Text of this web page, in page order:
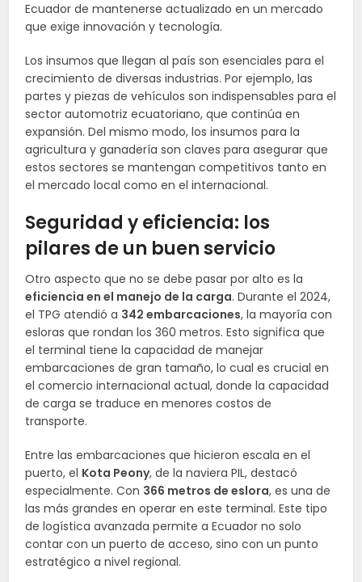
Ecuador de mantenerse actualizado en un mercado
que exige innovación y tecnología.
Los insumos que llegan al país son esenciales para el
crecimiento de diversas industrias. Por ejemplo, las
partes y piezas de vehículos son indispensables para el
sector automotriz ecuatoriano, que continúa en
expansión. Del mismo modo, los insumos para la
agricultura y ganadería son claves para asegurar que
estos sectores se mantengan competitivos tanto en
el mercado local como en el internacional.
Seguridad y eficiencia: los
pilares de un buen servicio
Otro aspecto que no se debe pasar por alto es la
eficiencia en el manejo de la carga. Durante el 2024,
el TPG atendió a 342 embarcaciones, la mayoría con
esloras que rondan los 360 metros. Esto significa que
el terminal tiene la capacidad de manejar
embarcaciones de gran tamaño, lo cual es crucial en
el comercio internacional actual, donde la capacidad
de carga se traduce en menores costos de
transporte.
Entre las embarcaciones que hicieron escala en el
puerto, el Kota Peony, de la naviera PIL, destacó
especialmente. Con 366 metros de eslora, es una de
las más grandes en operar en este terminal. Este tipo
de logística avanzada permite a Ecuador no solo
contar con un puerto de acceso, sino con un punto
estratégico a nivel regional.